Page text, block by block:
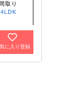
取り
4LDK
に入り登録